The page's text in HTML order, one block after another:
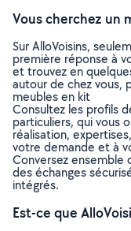
Vous cherchez un
Sur AlloVoisins,
première réponse à
et trouvez en
autour de chez vous,
meubles en kit
Consultez les profils
particuliers, qui vous
réalisation,
votre demande et à
Conversez ensemble
des échanges
intégrés.
Est-ce que